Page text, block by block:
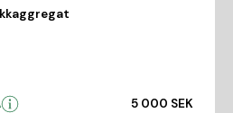
5 000 SEK